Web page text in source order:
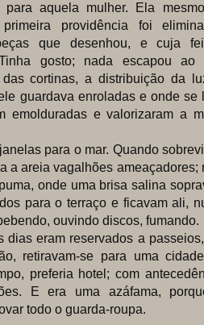
aquela mulher. Ela
providência foi
que desenhou, e cuja
gosto; nada escapou ao
cortinas, a distribuição da
guardava enroladas e onde se
emolduradas e valorizaram a
para o mar. Quando
a areia vagalhões ameaçadores;
onde uma brisa salina
para o terraço e ficavam ali,
ouvindo discos, fumando.
eram reservados a
retiravam-se para uma
preferia hotel; com
E era uma azáfama,
todo o guarda-roupa.